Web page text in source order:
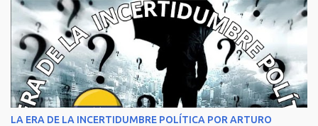
criminalística para determinar que no se trata de una muerte por
asfixia, ya que la reacción de una persona que está perdiendo la
respiración es levantarse y manotear, para desplomarse en el suelo
cogiendo todo lo que consigue a su lado. La foto habla por si
sola, la mesa ordenada, los platos terminados o tapados, todo en
orden y el campeón mundial sentado apacible y sin presentar su
rostro rasgos de asfixia mecánica, que se reflejan en un color
LA ERA DE LA INCERTIDUMBRE POLÍTICA POR ARTURO